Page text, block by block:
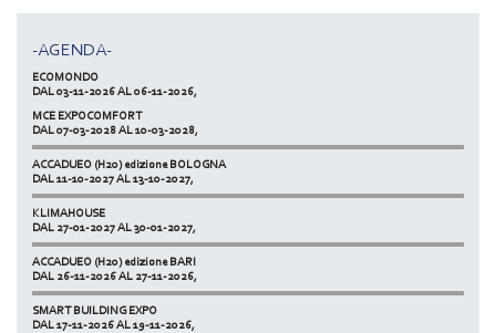
-AGENDA-
ECOMONDO
DAL 03-11-2026 AL 06-11-2026,
NETZERO MILAN - EXPO SUMMIT
DAL 20-10-2026 AL 22-10-2026,
MCE EXPOCOMFORT
DAL 07-03-2028 AL 10-03-2028,
ACCADUEO (H20) edizione BOLOGNA
DAL 11-10-2027 AL 13-10-2027,
KLIMAHOUSE
DAL 27-01-2027 AL 30-01-2027,
ACCADUEO (H20) edizione BARI
DAL 26-11-2026 AL 27-11-2026,
SMART BUILDING EXPO
DAL 17-11-2026 AL 19-11-2026,